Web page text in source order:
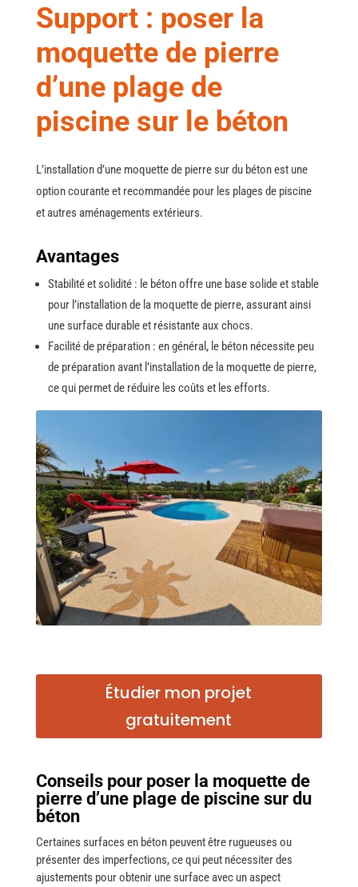
Support : poser la
moquette de pierre
d’une plage de
piscine sur le béton
L’installation d’une moquette de pierre sur du béton est une
option courante et recommandée pour les plages de piscine
et autres aménagements extérieurs.
Avantages
Stabilité et solidité : le béton offre une base solide et stable
pour l’installation de la moquette de pierre, assurant ainsi
une surface durable et résistante aux chocs.
Facilité de préparation : en général, le béton nécessite peu
de préparation avant l’installation de la moquette de pierre,
ce qui permet de réduire les coûts et les efforts.
Étudier mon projet
gratuitement
Conseils pour poser la moquette de
pierre d’une plage de piscine sur du
béton
Certaines surfaces en béton peuvent être rugueuses ou
présenter des imperfections, ce qui peut nécessiter des
ajustements pour obtenir une surface avec un aspect